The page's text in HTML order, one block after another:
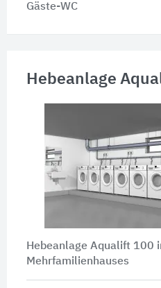
Gäste-WC
Hebeanlage
Hebeanlage Aqualift 100
Mehrfamilienhauses